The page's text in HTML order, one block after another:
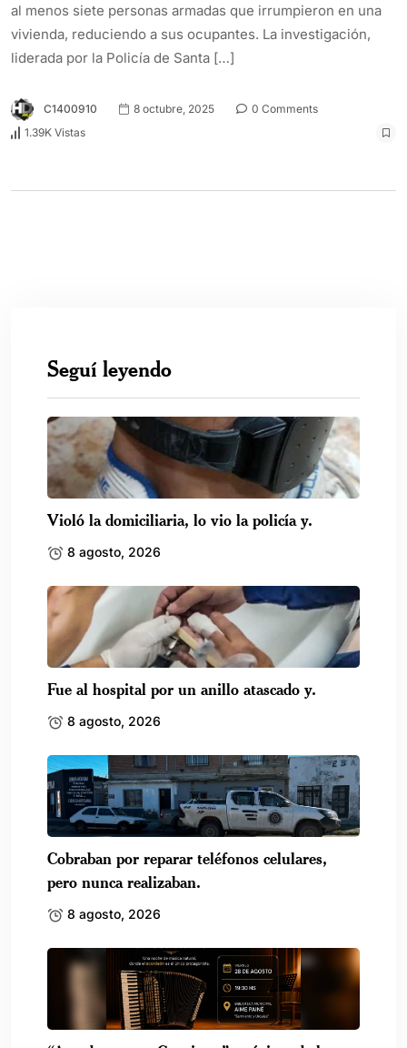
al menos siete personas armadas que irrumpieron en una
vivienda, reduciendo a sus ocupantes. La investigación,
liderada por la Policía de Santa […]
C1400910 8 octubre, 2025
0 Comments
1.39K Vistas
Seguí leyendo
Violó la domiciliaria, lo vio la policía y.
8 agosto, 2026
Fue al hospital por un anillo atascado y.
8 agosto, 2026
Cobraban por reparar teléfonos celulares,
pero nunca realizaban.
8 agosto, 2026